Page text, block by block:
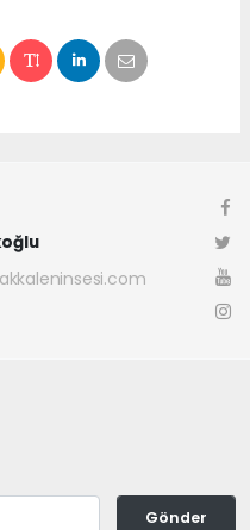
Gönder